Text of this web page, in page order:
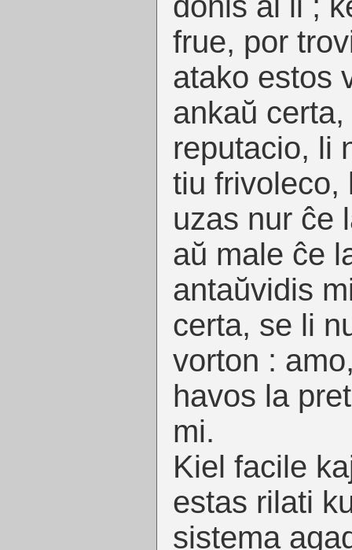
frue, por
atako estos
ankaŭ
reputacio, li
tiu frivoleco,
uzas nur ĉe
aŭ male ĉe
antaŭvidis
certa, se li
vorton :
havos la
mi.
Kiel facile
estas rilati
sistema